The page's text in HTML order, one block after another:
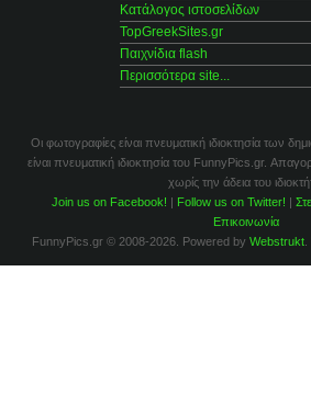
Κατάλογος ιστοσελίδων
TopGreekSites.gr
Παιχνίδια flash
Περισσότερα site...
Οι φωτογραφίες είναι πνευματική ιδιοκτησία των
είναι πνευματική ιδιοκτησία του FunnyPics.gr.
χωρίς την άδεια του
Join us on Facebook! | Follow us on Twitter! |
Επικοινωνία
FunnyPics.gr © 2008-2026. Powered by Webstrukt